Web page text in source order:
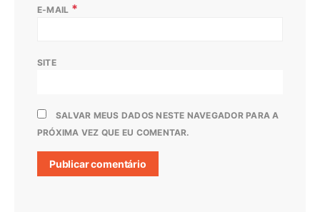
E-MAIL *
SITE
SALVAR MEUS DADOS NESTE NAVEGADOR PARA A
PRÓXIMA VEZ QUE EU COMENTAR.